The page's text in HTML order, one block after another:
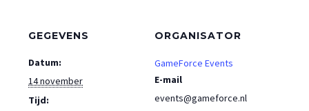
GEGEVENS
Datum:
14 november
Tijd:
ORGANISATOR
GameForce Events
E-mail
events@gameforce.nl